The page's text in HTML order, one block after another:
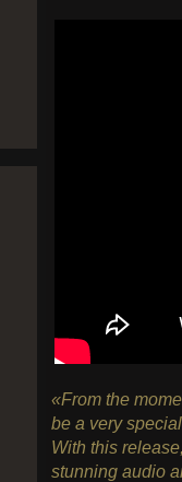
«From the
be a very
With this
stunning audio